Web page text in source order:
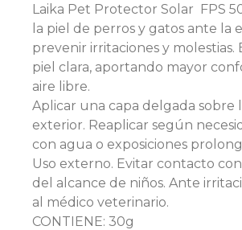
Laika Pet Protector Solar FPS
la piel de perros y gatos ante la
prevenir irritaciones y molestias.
piel clara, aportando mayor
aire libre.
Aplicar una capa delgada sobre
exterior. Reaplicar según
con agua o exposiciones
Uso externo. Evitar contacto
del alcance de niños. Ante
al médico veterinario.
CONTIENE: 30g